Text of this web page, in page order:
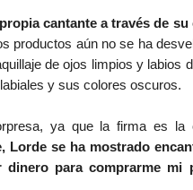
cantante a través de
productos aún no se ha
de ojos limpios y labios
y sus colores oscuros.
ya que la firma es la
Lorde se ha mostrado
dinero para comprarme